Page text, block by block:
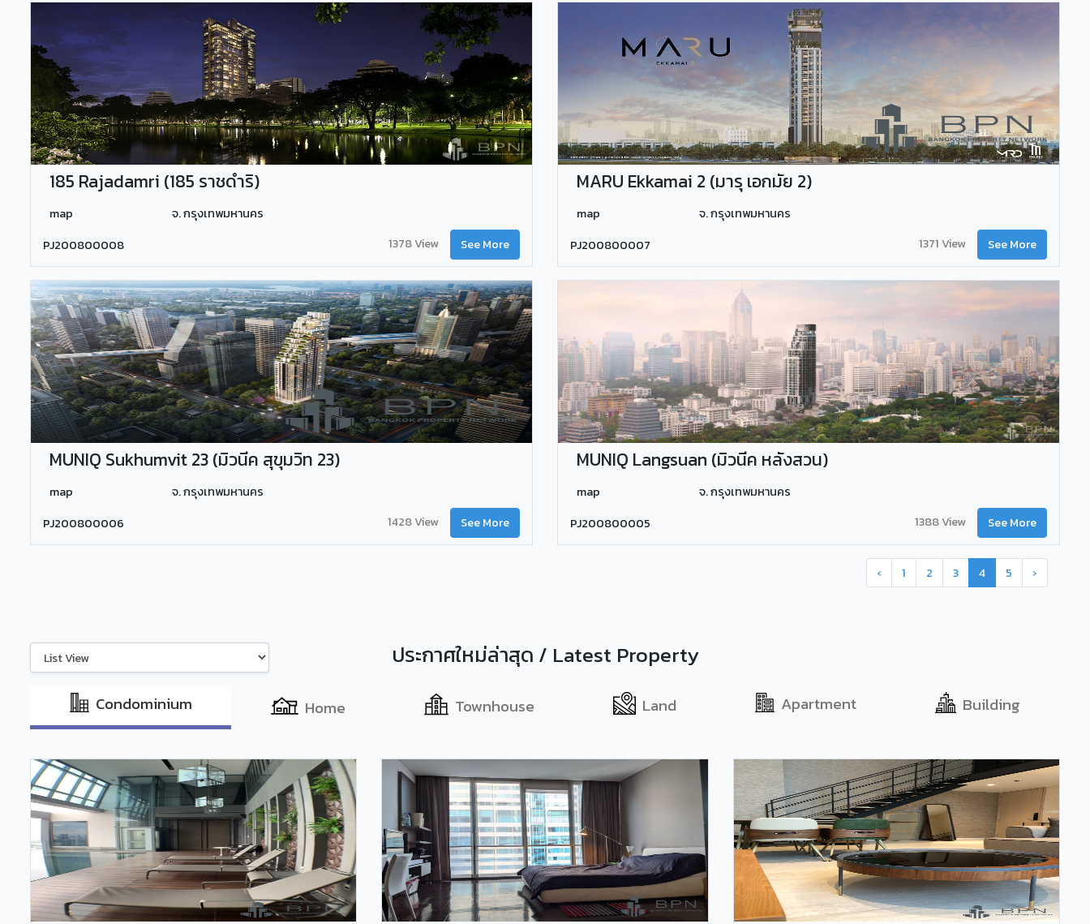
185 Rajadamri (185 ราชดำริ)
map
จ. กรุงเทพมหานคร
PJ200800008
1378 View See More
MARU Ekkamai 2 (มารุ เอกมัย 2)
map
จ. กรุงเทพมหานคร
PJ200800007
1371 View See More
MUNIQ Sukhumvit 23 (มิวนีค สุขุมวิท 23)
map
จ. กรุงเทพมหานคร
PJ200800006
1428 View See More
MUNIQ Langsuan (มิวนีค หลังสวน)
map
จ. กรุงเทพมหานคร
PJ200800005
1388 View See More
‹ 1 2 3 4 5 ›
ประกาศใหม่ล่าสุด / Latest Property
Condominium Home Townhouse Land Apartment Building